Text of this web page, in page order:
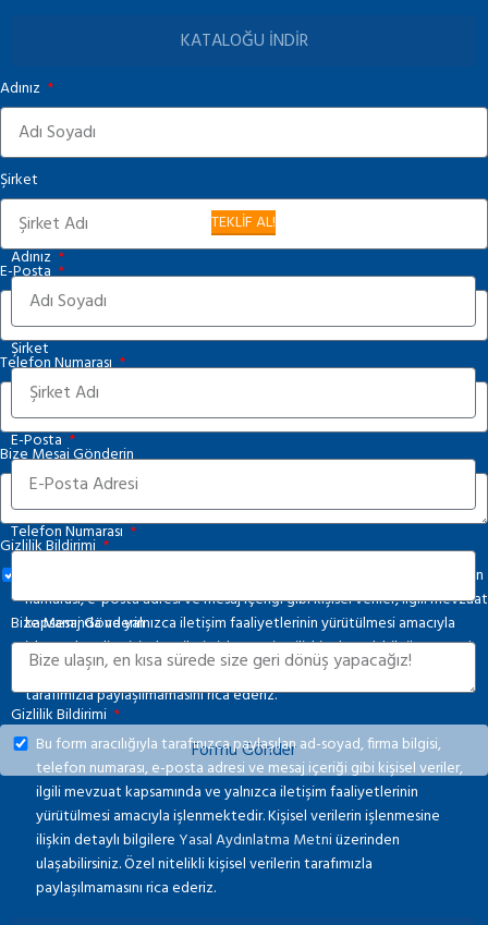
KATALOĞU İNDİR
Adınız
Şirket
E-Posta
Telefon Numarası
Bize Mesaj Gönderin
Gizlilik Bildirimi
Bu form aracılığıyla tarafınızca paylaşılan ad-soyad, firma bilgisi, telefon
numarası, e-posta adresi ve mesaj içeriği gibi kişisel veriler, ilgili mevzuat
kapsamında ve yalnızca iletişim faaliyetlerinin yürütülmesi amacıyla
işlenmektedir. Kişisel verilerin işlenmesine ilişkin detaylı bilgilereYasal
Aydınlatma Metniüzerinden ulaşabilirsiniz. Özel nitelikli kişisel verilerin
tarafımızla paylaşılmamasını rica ederiz.
Formu Gönder
TEKLİF AL!
Adınız
Şirket
E-Posta
Telefon Numarası
Bize Mesaj Gönderin
Gizlilik Bildirimi
Bu form aracılığıyla tarafınızca paylaşılan ad-soyad, firma bilgisi,
telefon numarası, e-posta adresi ve mesaj içeriği gibi kişisel veriler,
ilgili mevzuat kapsamında ve yalnızca iletişim faaliyetlerinin
yürütülmesi amacıyla işlenmektedir. Kişisel verilerin işlenmesine
ilişkin detaylı bilgilereYasal Aydınlatma Metniüzerinden
ulaşabilirsiniz. Özel nitelikli kişisel verilerin tarafımızla
paylaşılmamasını rica ederiz.